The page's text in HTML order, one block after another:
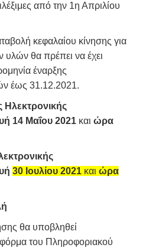
από την 1η Απριλίου
κεφαλαίου κίνησης για
θα πρέπει να έχει
έναρξης
έως 31.12.2021.
14 Μαΐου 2021 και ώρα
30 Ιουλίου 2021 και ώρα
θα υποβληθεί
του Πληροφοριακού